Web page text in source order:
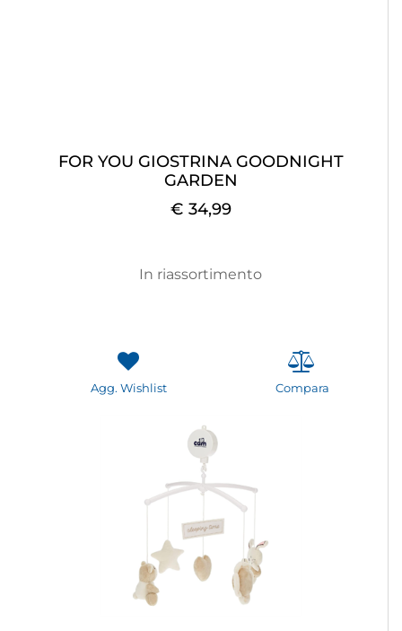
FOR YOU GIOSTRINA GOODNIGHT
GARDEN
€ 34,99
In riassortimento
Agg. Wishlist Compara